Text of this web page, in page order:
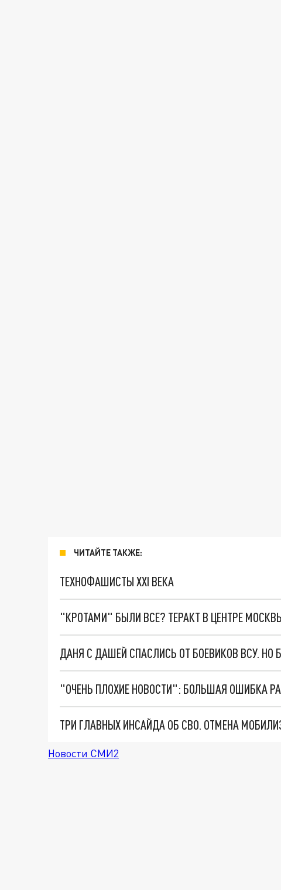
ЧИТАЙТЕ ТАКЖЕ:
ТЕХНОФАШИСТЫ XXI ВЕКА
"КРОТАМИ" БЫЛИ ВСЕ? ТЕРАКТ В ЦЕНТРЕ
ДАНЯ С ДАШЕЙ СПАСЛИСЬ ОТ БОЕВИКОВ ВСУ.
Новости СМИ2